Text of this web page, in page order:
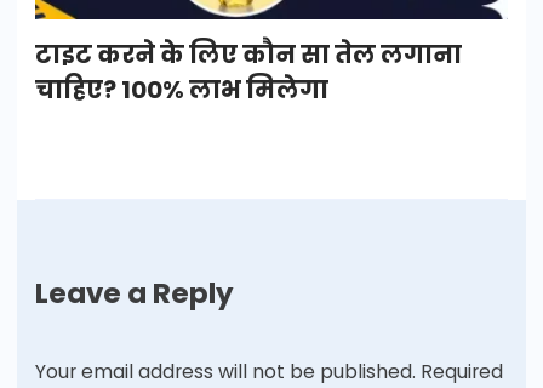
टाइट करने के लिए कौन सा तेल लगाना
चाहिए? 100% लाभ मिलेगा
Leave a Reply
Your email address will not be published. Required